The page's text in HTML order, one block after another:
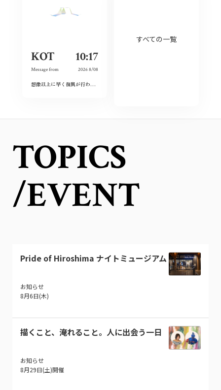
KOT 10:17
Message from 2026 8/08
想像以上に早く復興が行われており、その意識の高さに感動しました。私も平和をこれからも当たり前にするために出来ることをしていこうと思います。
すべての一覧
TOPICS
/EVENT
Pride of Hiroshima ナイトミュージアム
お知らせ
8月6日(木)
描くこと、淹れること。人に出会う一日
お知らせ
8月29日(土)開催